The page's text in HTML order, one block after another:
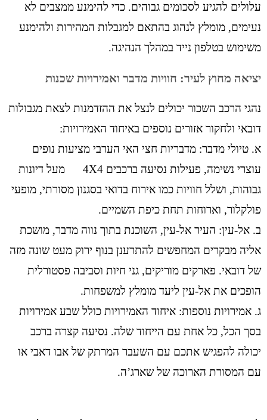
עלולים להגיע לסכומים גבוהים. כדי להימנע ממצבים לא
נעימים, מומלץ לנהוג בהתאם למגבלות המהירות ולהימנע
משימוש בטלפון נייד במהלך הנהיגה.
יציאה מחוץ לעיר: חוויות מדבר ואמירויות שכנות
נהגי הרכב השכור יכולים לנצל את ההזדמנות לצאת מגבולות
דובאי ולחקור אזורים נוספים באיחוד האמירויות:
א. טיולי מדבר: מדבריות חצי האי הערבי מציעות נופים
עוצרי נשימה, פעילות נסיעה ברכבים 4X4 מעל דיונות
גבוהות, ושלל חוויות כמו אירוח בדואי בסגנון מסורתי, מופעי
פולקלור, וארוחות תחת כיפת השמיים.
ב. אל-עין: העיר אל-עין, השוכנת בתוך נווה מדבר, מושכת
אליה מבקרים המחפשים להתרענן בנוף ירוק מעט שונה מזה
של דובאי. פארקים מוריקים, גני חיות וסביבה פסטורלית
הופכים את אל-עין ליעד מומלץ למשפחות.
ג. אמירויות נוספות: איחוד האמירויות כולל שבע אמירויות
בסך הכל, כל אחת עם הייחוד שלה. נסיעה קצרה ברכב
יכולה להפגיש אתכם עם השעבר המרתק של אבו דאבי או
עם המסורת הארוכה של שארג’ה.